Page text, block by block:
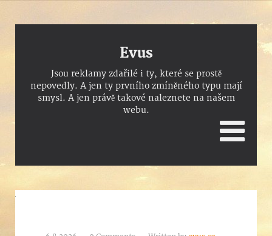
Evus
Jsou reklamy zdařilé i ty, které se prostě
nepovedly. A jen ty prvního zmíněného typu mají
smysl. A jen právě takové naleznete na našem
webu.